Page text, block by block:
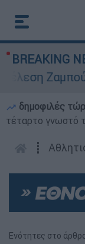
BREAKING
Ζαμπούνη
δημοφιλές
τέταρτο γνωστό
┋
Ενότητες στο